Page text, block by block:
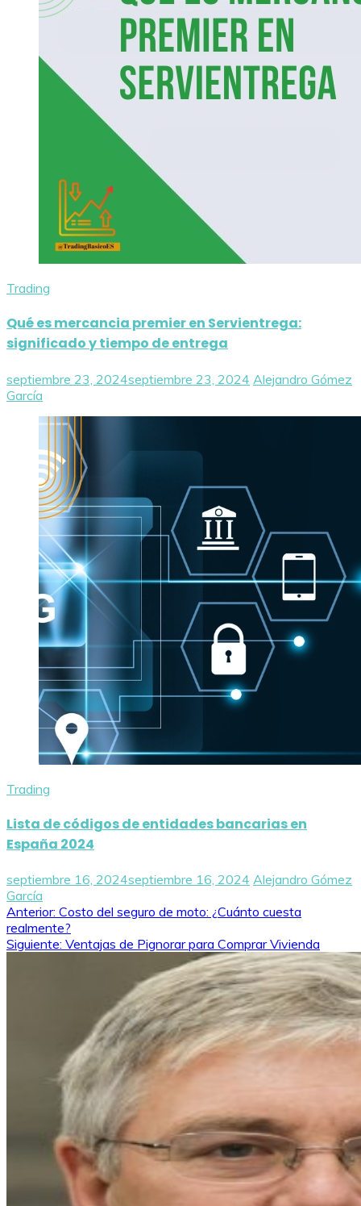
Trading
Qué es mercancia premier en Servientrega:
significado y tiempo de entrega
septiembre 23, 2024septiembre 23, 2024 Alejandro Gómez
García
Trading
Lista de códigos de entidades bancarias en
España 2024
septiembre 16, 2024septiembre 16, 2024 Alejandro Gómez
García
Navegación
de
Anterior: Costo del seguro de moto: ¿Cuánto cuesta
realmente?
Siguiente: Ventajas de Pignorar para Comprar Vivienda